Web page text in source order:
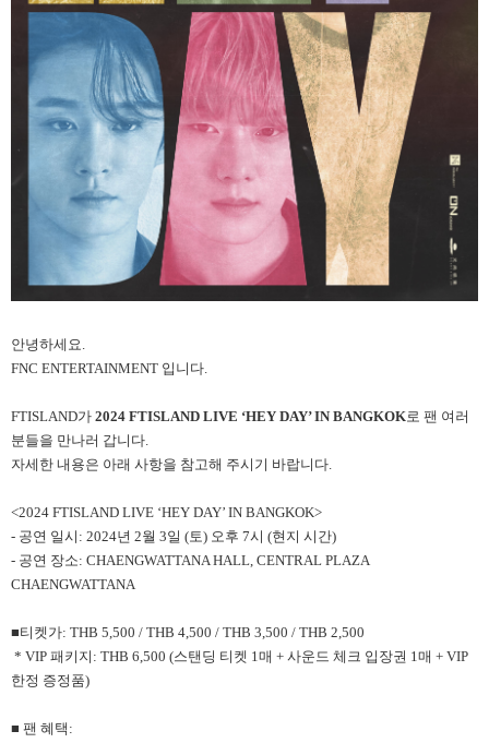
안녕하세요.
FNC ENTERTAINMENT 입니다.
FTISLAND가 2024 FTISLAND LIVE ‘HEY DAY’ IN BANGKOK로 팬 여러
분들을 만나러 갑니다.
자세한 내용은 아래 사항을 참고해 주시기 바랍니다.
<2024 FTISLAND LIVE ‘HEY DAY’ IN BANGKOK>
- 공연 일시: 2024년 2월 3일 (토) 오후 7시 (현지 시간)
- 공연 장소: CHAENGWATTANA HALL, CENTRAL PLAZA
CHAENGWATTANA
■티켓가: THB 5,500 / THB 4,500 / THB 3,500 / THB 2,500
* VIP 패키지: THB 6,500 (스탠딩 티켓 1매 + 사운드 체크 입장권 1매 + VIP
한정 증정품)
■ 팬 혜택: